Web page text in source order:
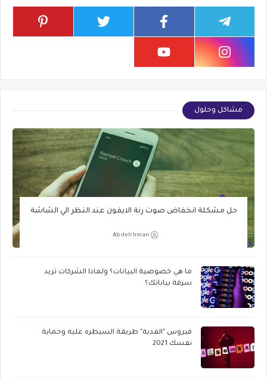
مشاكل وحلول
حل مشكلة انخفاض صوت رنة الايفون عند النظر الي الشاشة
Abdelrhman
ما هي خصوصية البيانات؟ ولماذا الشركات تريد
سرقة بياناتك؟
فيروس "الفدية" طريقة السيطره عليه وحماية
نفسك 2021